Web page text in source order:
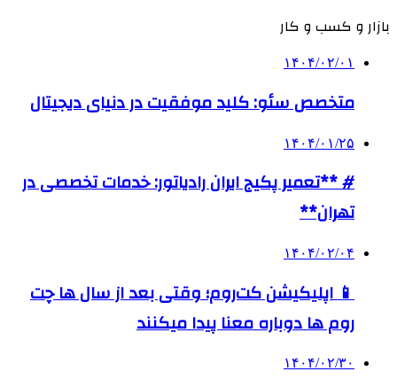
بازار و کسب و کار
۱۴۰۴/۰۲/۰۱
متخصص سئو: کلید موفقیت در دنیای دیجیتال
۱۴۰۴/۰۱/۲۵
# **تعمیر پکیج ایران رادیاتور: خدمات تخصصی در
تهران**
۱۴۰۴/۰۲/۰۴
📱 اپلیکیشن کت‌روم؛ وقتی بعد از سال ها چت
روم ها دوباره معنا پیدا میکنند
۱۴۰۴/۰۲/۳۰